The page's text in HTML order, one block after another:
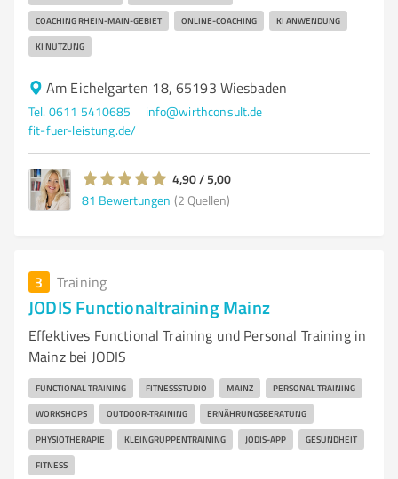
COACHING RHEIN-MAIN-GEBIET ONLINE-COACHING KI ANWENDUNG
KI NUTZUNG
Am Eichelgarten 18, 65193 Wiesbaden
Tel. 0611 5410685
info@wirthconsult.de
fit-fuer-leistung.de/
4,90 / 5,00
81 Bewertungen (2 Quellen)
3 Training
JODIS Functionaltraining Mainz
Effektives Functional Training und Personal Training in
Mainz bei JODIS
FUNCTIONAL TRAINING FITNESSSTUDIO MAINZ PERSONAL TRAINING
WORKSHOPS OUTDOOR-TRAINING ERNÄHRUNGSBERATUNG
PHYSIOTHERAPIE KLEINGRUPPENTRAINING JODIS-APP GESUNDHEIT
FITNESS